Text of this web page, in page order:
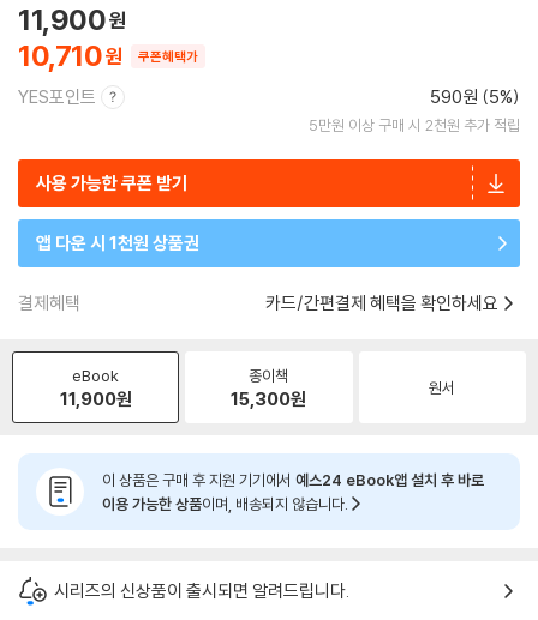
10,710
11,900
쿠폰혜택가
YES포인트 590원 (5%)
5만원 이상 구매 시 2천원 추가 적립
사용 가능한 쿠폰 받기
앱 다운 시 1천원 상품권
결제혜택 카드/간편결제 혜택을 확인하세요
eBook
11,900원
종이책
15,300원 원서
이 상품은 구매 후 지원 기기에서 예스24 eBook앱 설치 후 바로
이용 가능한 상품이며, 배송되지 않습니다.
시리즈의 신상품이 출시되면 알려드립니다.